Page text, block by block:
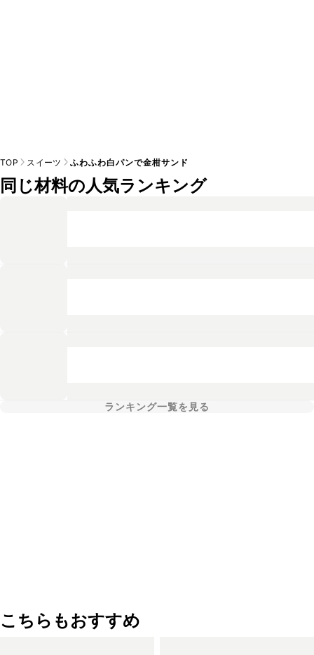
TOP スイーツ ふわふわ白パンで金柑サンド
同じ材料の人気ランキング
ランキング一覧を見る
こちらもおすすめ